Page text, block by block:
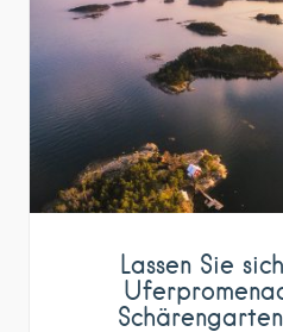
Lassen Sie